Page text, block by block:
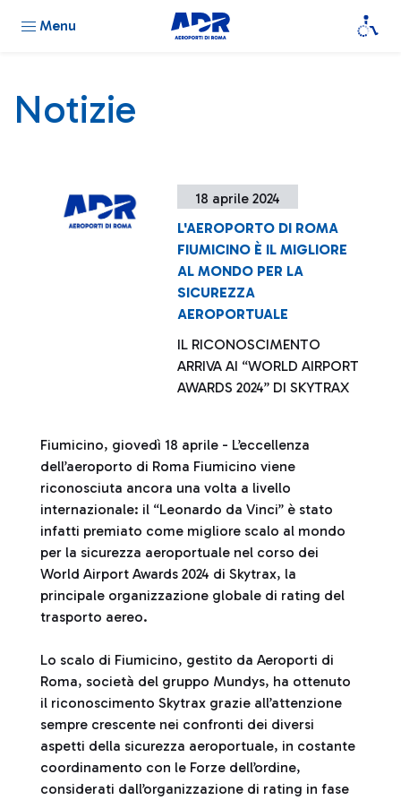
Menu
Notizie
18 aprile 2024
L'AEROPORTO DI ROMA
FIUMICINO È IL MIGLIORE
AL MONDO PER LA
SICUREZZA
AEROPORTUALE
IL RICONOSCIMENTO
ARRIVA AI “WORLD AIRPORT
AWARDS 2024” DI SKYTRAX
Fiumicino, giovedì 18 aprile - L’eccellenza
dell’aeroporto di Roma Fiumicino viene
riconosciuta ancora una volta a livello
internazionale: il “Leonardo da Vinci” è stato
infatti premiato come migliore scalo al mondo
per la sicurezza aeroportuale nel corso dei
World Airport Awards 2024 di Skytrax, la
principale organizzazione globale di rating del
trasporto aereo.
Lo scalo di Fiumicino, gestito da Aeroporti di
Roma, società del gruppo Mundys, ha ottenuto
il riconoscimento Skytrax grazie all’attenzione
sempre crescente nei confronti dei diversi
aspetti della sicurezza aeroportuale, in costante
coordinamento con le Forze dell’ordine,
considerati dall’organizzazione di rating in fase